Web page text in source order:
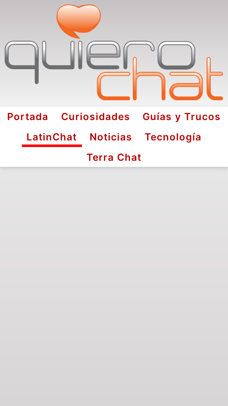
Portada Curiosidades
Guías y Trucos
LatinChat
Noticias
Tecnología
Terra Chat